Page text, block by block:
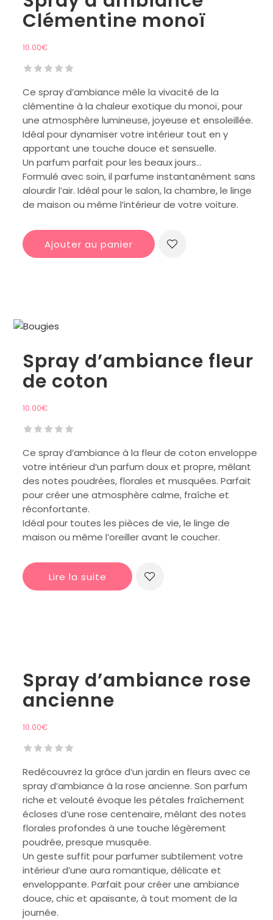
Clémentine monoï
10.00€
Ce spray d’ambiance mêle la vivacité de la
clémentine à la chaleur exotique du monoï, pour
une atmosphère lumineuse, joyeuse et ensoleillée.
Idéal pour dynamiser votre intérieur tout en y
apportant une touche douce et sensuelle.
Un parfum parfait pour les beaux jours…
Formulé avec soin, il parfume instantanément sans
alourdir l’air. Idéal pour le salon, la chambre, le linge
de maison ou même l’intérieur de votre voiture.
Ajouter au panier
Spray d’ambiance fleur
de coton
10.00€
Ce spray d’ambiance à la fleur de coton enveloppe
votre intérieur d’un parfum doux et propre, mêlant
des notes poudrées, florales et musquées. Parfait
pour créer une atmosphère calme, fraîche et
réconfortante.
Idéal pour toutes les pièces de vie, le linge de
maison ou même l’oreiller avant le coucher.
Lire la suite
Spray d’ambiance rose
ancienne
10.00€
Redécouvrez la grâce d’un jardin en fleurs avec ce
spray d’ambiance à la rose ancienne. Son parfum
riche et velouté évoque les pétales fraîchement
écloses d’une rose centenaire, mêlant des notes
florales profondes à une touche légèrement
poudrée, presque musquée.
Un geste suffit pour parfumer subtilement votre
intérieur d’une aura romantique, délicate et
enveloppante. Parfait pour créer une ambiance
douce, chic et apaisante, à tout moment de la
journée.